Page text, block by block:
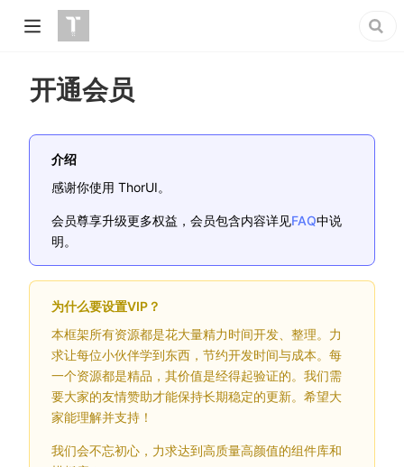
开通会员
介绍
感谢你使用 ThorUI。
会员尊享升级更多权益，会员包含内容详见FAQ中说
明。
为什么要设置VIP？
本框架所有资源都是花大量精力时间开发、整理。力
求让每位小伙伴学到东西，节约开发时间与成本。每
一个资源都是精品，其价值是经得起验证的。我们需
要大家的友情赞助才能保持长期稳定的更新。希望大
家能理解并支持！
我们会不忘初心，力求达到高质量高颜值的组件库和